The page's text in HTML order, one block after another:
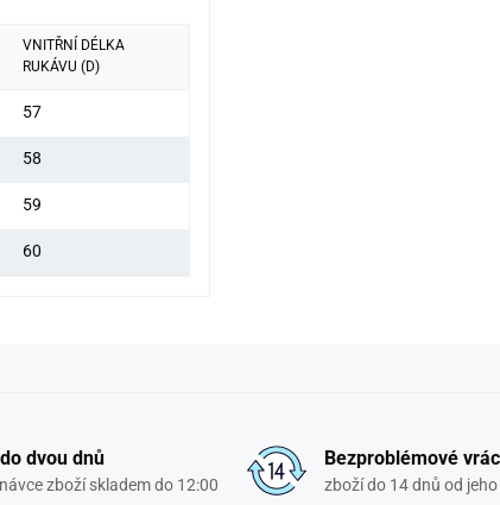
VNITŘNÍ DÉLKA
RUKÁVU (D)
57
58
59
60
dvou dnů
zboží skladem do 12:00
Bezproblémové
zboží do 14 dnů od